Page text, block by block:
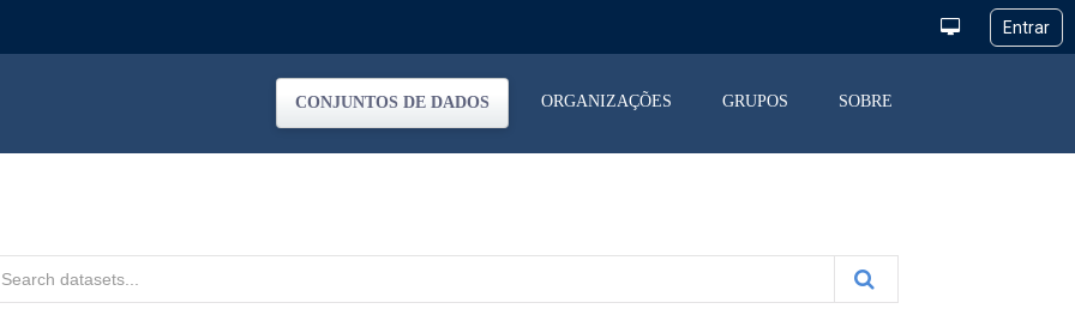
CONJUNTOS DE DADOS ORGANIZAÇÕES GRUPOS SOBRE